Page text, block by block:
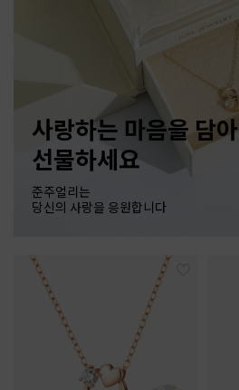
사랑하는 마음을 담아
선물하세요
준주얼리는
당신의 사랑을 응원합니다